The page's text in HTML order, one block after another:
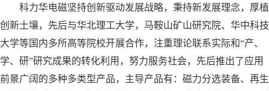
科力华电磁坚持创新驱动发展战略，秉持新发展理念，厚植
创新土壤，先后与华北理工大学，马鞍山矿山研究院、华中科技
大学等国内多所高等院校开展合作，注重理论联系实际和“产、
学、研”研究成果的转化利用，努力服务社会，先后推出了应用
前景广阔的多种多类型产品，主导产品有：磁力分选装备、再生